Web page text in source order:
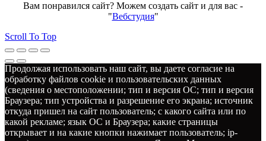
Вам понравился сайт? Можем создать сайт и для вас -
"Вебстудия"
Scroll To Top
Продолжая использовать наш сайт, вы даете согласие на
обработку файлов cookie и пользовательских данных
(сведения о местоположении; тип и версия ОС; тип и версия
Браузера; тип устройства и разрешение его экрана; источник
откуда пришел на сайт пользователь; с какого сайта или по
какой рекламе; язык ОС и Браузера; какие страницы
открывает и на какие кнопки нажимает пользователь; ip-